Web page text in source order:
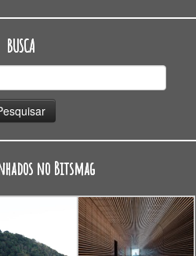
BUSCA
no Bitsmag